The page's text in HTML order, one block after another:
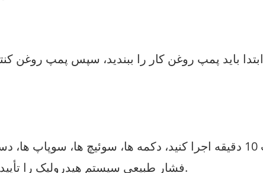
فشار طبیعی سیستم هیدرولیک را تأیید کنید، حرکت پرتو کار انعطاف پذیر، قبل از شروع کار دستگاه هیدرولیک.